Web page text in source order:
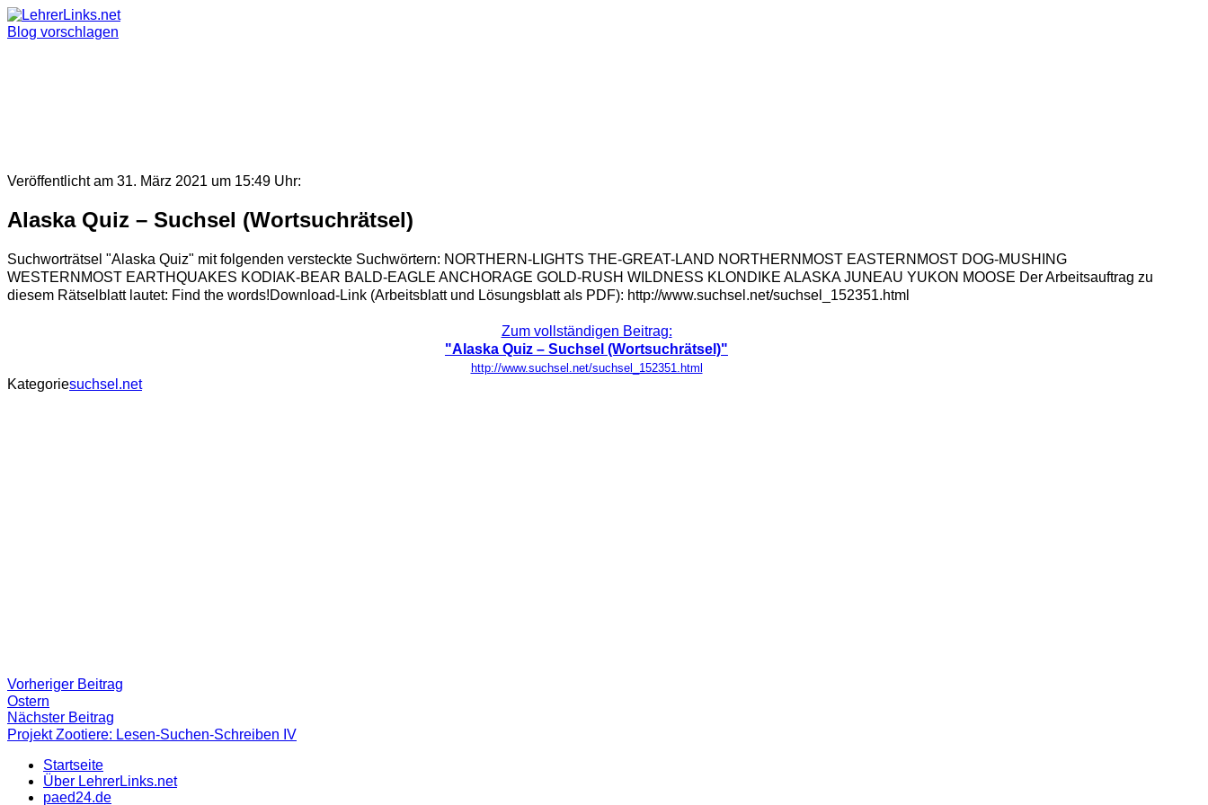
Skip
to
Blog vorschlagen
Veröffentlicht am 31. März 2021 um 15:49 Uhr:
Alaska Quiz – Suchsel (Wortsuchrätsel)
Suchworträtsel "Alaska Quiz" mit folgenden versteckte Suchwörtern: NORTHERN-LIGHTS THE-GREAT-LAND NORTHERNMOST EASTERNMOST DOG-MUSHING
WESTERNMOST EARTHQUAKES KODIAK-BEAR BALD-EAGLE ANCHORAGE GOLD-RUSH WILDNESS KLONDIKE ALASKA JUNEAU YUKON MOOSE Der Arbeitsauftrag zu
diesem Rätselblatt lautet: Find the words!Download-Link (Arbeitsblatt und Lösungsblatt als PDF): http://www.suchsel.net/suchsel_152351.html
Zum vollständigen Beitrag:
"Alaska Quiz – Suchsel (Wortsuchrätsel)"
http://www.suchsel.net/suchsel_152351.html
Kategoriesuchsel.net
Beitragsnavigation
Vorheriger Beitrag
Ostern
Nächster Beitrag
Beitrag
Projekt Zootiere: Lesen-Suchen-Schreiben IV
Startseite
Über LehrerLinks.net
paed24.de